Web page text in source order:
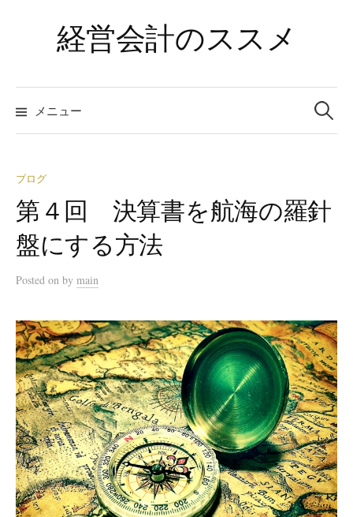
へ
ス
ッ
プ
経営会計のススメ
メニュー
検
索:
ブログ
第４回 決算書を航海の羅針
盤にする方法
Posted on by main